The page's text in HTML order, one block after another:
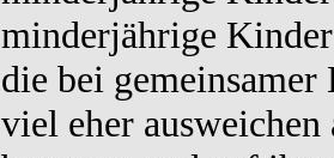
minderjährige
die bei gemeinsamer
viel eher